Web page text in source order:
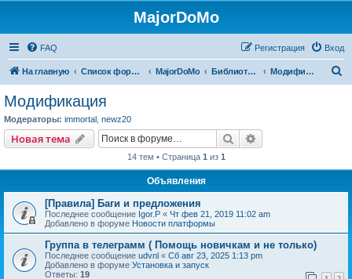
MajorDoMo
FAQ Вход
Регистрация
На главную Список форумов MajorDoMo Библиотека решений Модификация
Модификация
Модераторы: immortal newz20
Новая тема Поиск
14 тем • Страница 1 из 1
Объявления
[Правила] Баги и предложения
Последнее сообщение Igor.P « Чт фев 21, 2019 11:02 am
Добавлено в форуме Новости платформы
Группа в телеграмм ( Помощь новичкам и не только)
Последнее сообщение udvnl « Сб авг 23, 2025 1:13 pm
Добавлено в форуме Установка и запуск
Ответы: 19